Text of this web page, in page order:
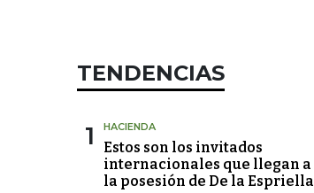
TENDENCIAS
1 HACIENDA
Estos son los invitados
internacionales que llegan a
la posesión de De la Espriella